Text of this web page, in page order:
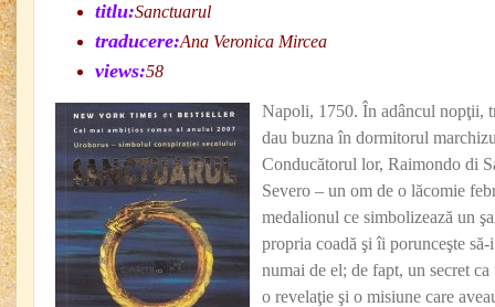
titlu:Sanctuarul
traducere:Ana Veronica Mircea
views:58
Napoli, 1750. În adâncul nopţii,
dau buzna în dormitorul
Conducătorul lor, Raimondo di
Severo – un om de o lăcomie
medalionul ce simbolizează un
propria coadă şi îi porunceşte
numai de el; de fapt, un secret
o revelaţie şi o misiune care